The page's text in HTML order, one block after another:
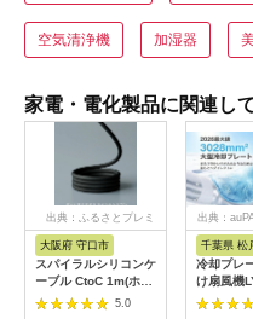
空気清浄機 加湿器
家電・電化製品に関連し
出典：ふるさとプレミ
大阪府 守口市
スパイラルシリコンケ
ーブル CtoC 1m(ホワ
イト) [2558]
5.0
出典：
千葉県 松
冷却プレ
け扇風機
ビー